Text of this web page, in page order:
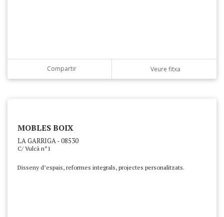
Compartir Veure fitxa
MOBLES BOIX
LA GARRIGA - 08530
C/ Vulcà nº1
Disseny d’espais, reformes integrals, projectes personalitzats.